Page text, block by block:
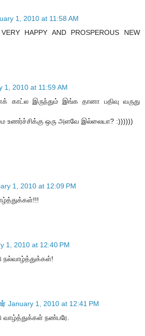
1, 2010 at 11:58 AM
HAPPY AND PROSPEROUS NEW
1, 2010 at 11:59 AM
காட்ல இருந்தும் இங்க தானா பதிவு வருது
உணர்ச்சிக்கு ஒரு அளவே இல்லையா? :))))))
1, 2010 at 12:09 PM
1, 2010 at 12:40 PM
நல்வாழ்த்துக்கள்!
January 1, 2010 at 12:41 PM
வாழ்த்துக்கள் நண்பரே.